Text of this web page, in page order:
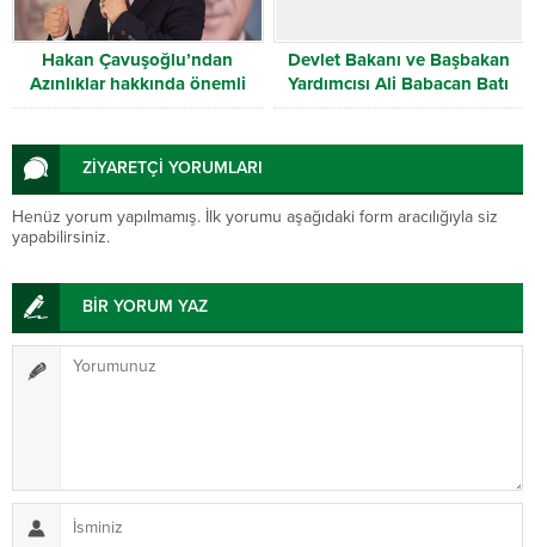
Hakan Çavuşoğlu’ndan
Azınlıklar hakkında önemli
açıklamalar
Devlet Bakanı ve Başbakan
Yardımcısı Ali Babacan Batı
Trakya’da
ZİYARETÇİ YORUMLARI
Henüz yorum yapılmamış. İlk yorumu aşağıdaki form aracılığıyla siz
yapabilirsiniz.
BİR YORUM YAZ